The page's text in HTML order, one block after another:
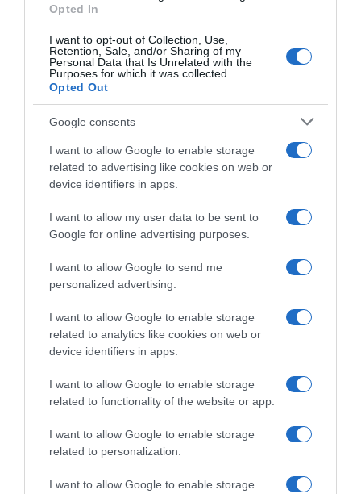
Opted In
I want to opt-out of Collection, Use,
Retention, Sale, and/or Sharing of my
Personal Data that Is Unrelated with the
Purposes for which it was collected.
Opted Out
Google consents
I want to allow Google to enable storage
related to advertising like cookies on web or
device identifiers in apps.
I want to allow my user data to be sent to
Google for online advertising purposes.
I want to allow Google to send me
personalized advertising.
I want to allow Google to enable storage
related to analytics like cookies on web or
device identifiers in apps.
I want to allow Google to enable storage
related to functionality of the website or app.
I want to allow Google to enable storage
related to personalization.
I want to allow Google to enable storage
25 Dez 2023 10:23
CRISTIANO RONALDO
Festa da família Aveiro já começou no Savoy
31 Dez 2023 20:01